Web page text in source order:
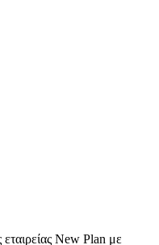
New Plan με